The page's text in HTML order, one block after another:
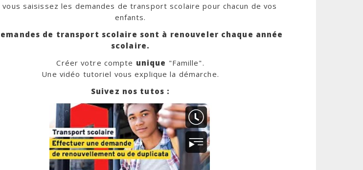
vous saisissez les demandes de transport scolaire pour chacun de vos
enfants.
de transport scolaire sont à renouveler chaque année
scolaire.
Créer votre compte unique "Famille".
Une vidéo tutoriel vous explique la démarche.
Suivez nos tutos :